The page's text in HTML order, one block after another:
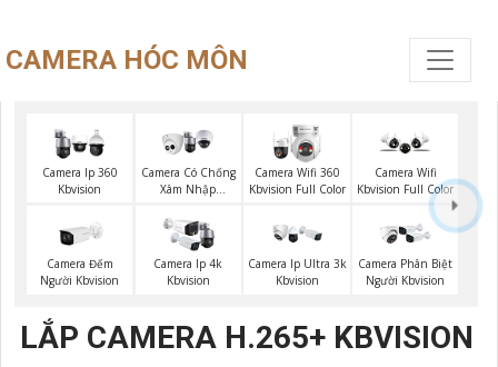
CAMERA HÓC MÔN
Camera Ip 360
Kbvision
Camera Có Chống
Xâm Nhập
Camera Wifi 360
Kbvision Full Color
Camera Wifi
Kbvision Full Color
Camera Đếm
Người Kbvision
Camera Ip 4k
Kbvision
Camera Ip Ultra 3k
Kbvision
Camera Phân Biệt
Người Kbvision
LẮP CAMERA H.265+ KBVISION